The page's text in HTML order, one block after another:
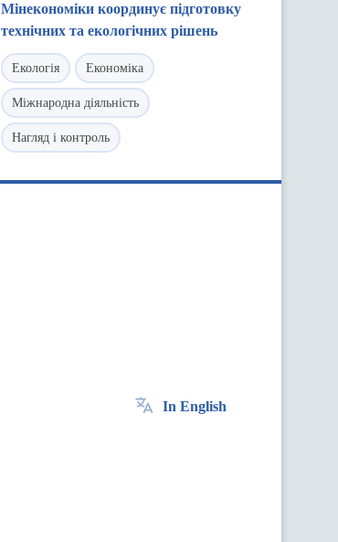
Мінекономіки координує підготовку
технічних та екологічних рішень
Екологія Економіка
Міжнародна діяльність
Нагляд і контроль
In English